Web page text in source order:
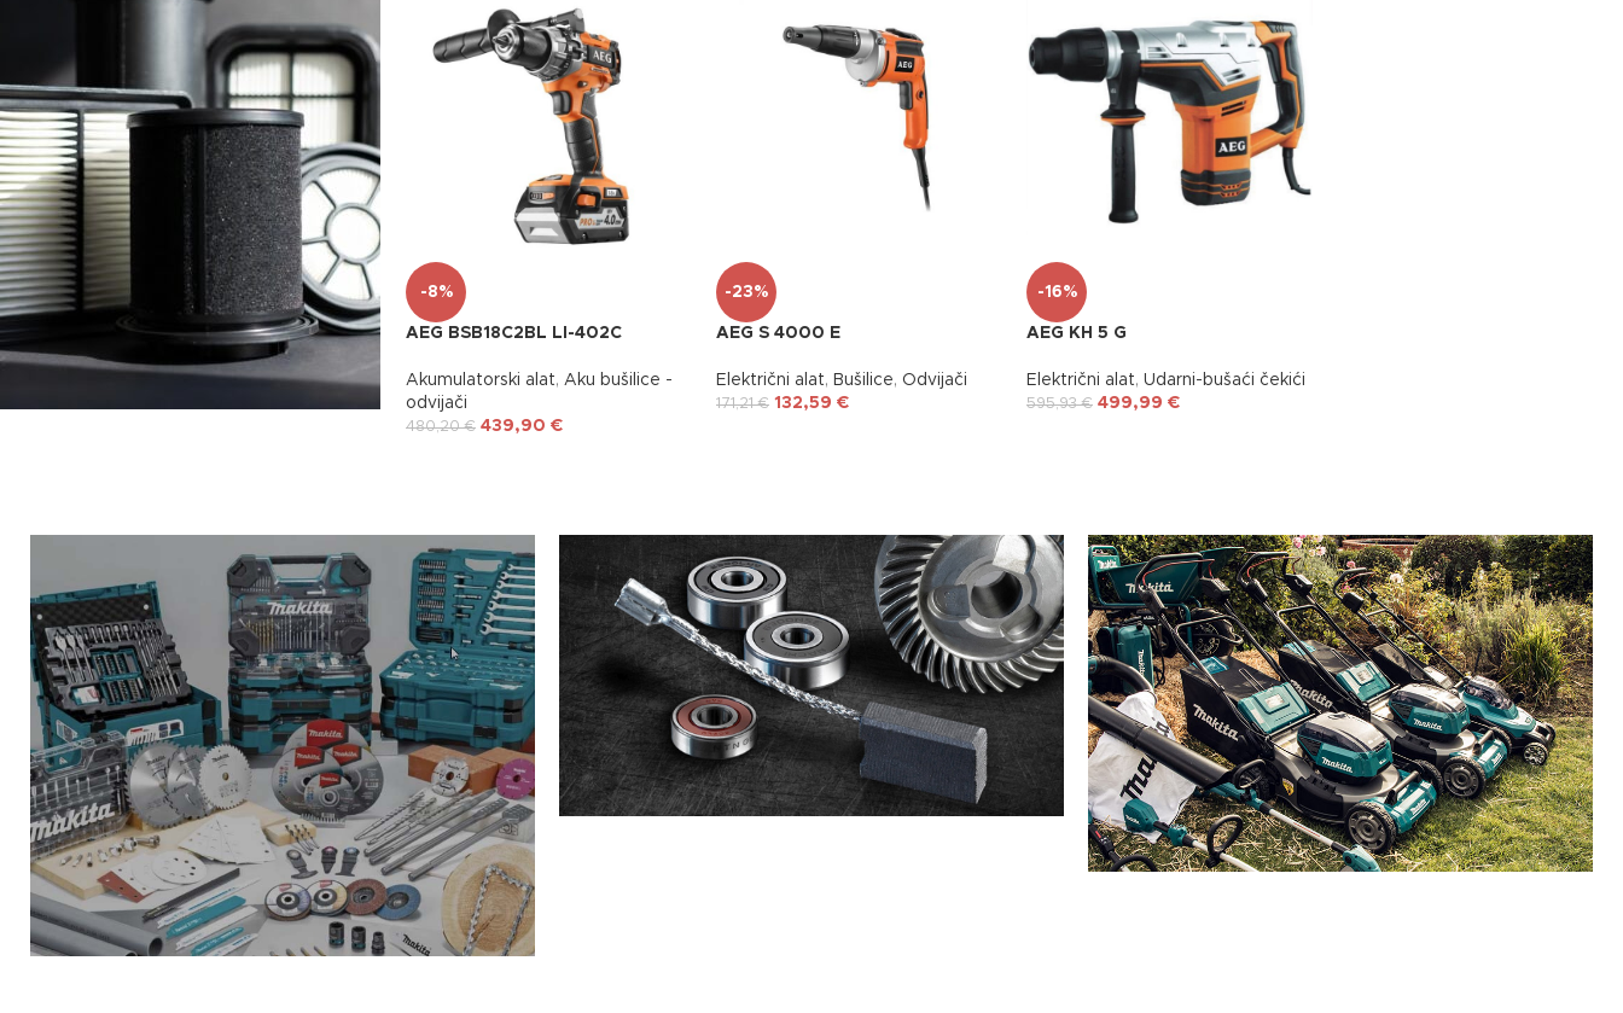
pribor za vaš
usisavač
vrijeme
POGLEDAJ PONUDU
-8%
AEG BSB18C2BL LI-402C
Akumulatorski alat, Aku bušilice -
odvijači
480,20€ 439,90 €
-23%
AEG S 4000 E
Električni alat, Bušilice, Odvijači
171,21€ 132,59 €
-16%
AEG KH 5 G
Električni alat, Udarni-bušaći čekići
595,93€ 499,99 €